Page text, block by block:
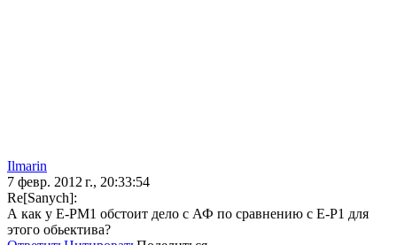
Ilmarin
7 февр. 2012 г., 20:33:54
Re[Sanych]:
А как у E-PM1 обстоит дело с АФ по сравнению с E-P1 для
этого обьектива?